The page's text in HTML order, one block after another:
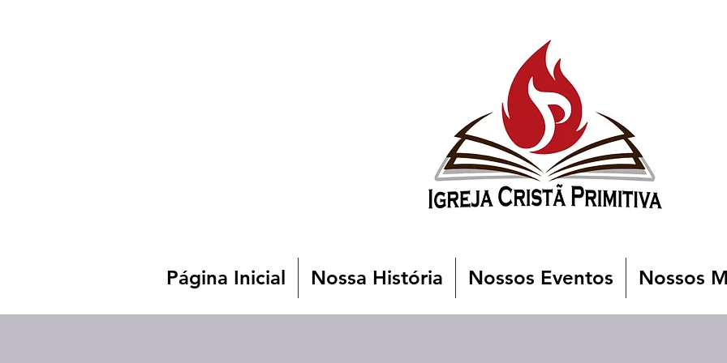
Página Inicial Nossa História Nossos Eventos Nossos